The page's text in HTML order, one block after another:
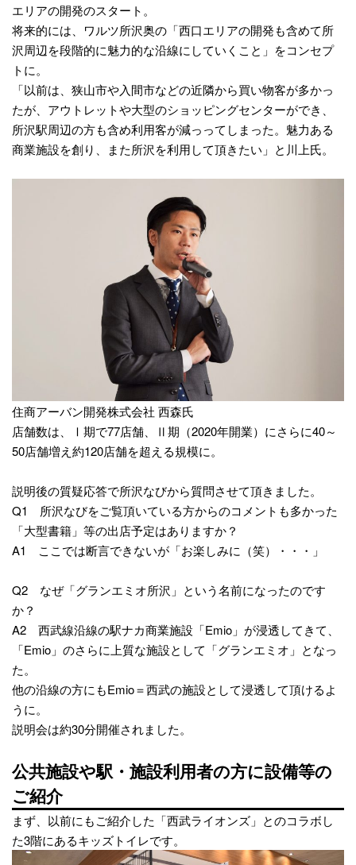
エリアの開発のスタート。
将来的には、ワルツ所沢奥の「西口エリアの開発も含めて所
沢周辺を段階的に魅力的な沿線にしていくこと」をコンセプ
トに。
「以前は、狭山市や入間市などの近隣から買い物客が多かっ
たが、アウトレットや大型のショッピングセンターができ、
所沢駅周辺の方も含め利用客が減っってしまった。魅力ある
商業施設を創り、また所沢を利用して頂きたい」と川上氏。
住商アーバン開発株式会社 西森氏
店舗数は、Ⅰ期で77店舗、Ⅱ期（2020年開業）にさらに40～
50店舗増え約120店舗を超える規模に。
説明後の質疑応答で所沢なびから質問させて頂きました。
Q1 所沢なびをご覧頂いている方からのコメントも多かった
「大型書籍」等の出店予定はありますか？
A1 ここでは断言できないが「お楽しみに（笑）・・・」
Q2 なぜ「グランエミオ所沢」という名前になったのです
か？
A2 西武線沿線の駅ナカ商業施設「Emio」が浸透してきて、
「Emio」のさらに上質な施設として「グランエミオ」となっ
た。
他の沿線の方にもEmio＝西武の施設として浸透して頂けるよ
うに。
説明会は約30分開催されました。
公共施設や駅・施設利用者の方に設備等の
ご紹介
まず、以前にもご紹介した「西武ライオンズ」とのコラボし
た3階にあるキッズトイレです。